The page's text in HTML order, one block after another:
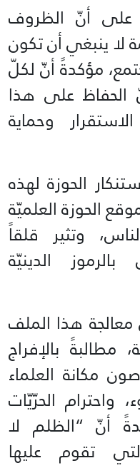
على أنّ الظروف
لا ينبغي أن تكون
مؤكدةً أنّ لكلّ
الحفاظ على هذا
وحماية
الحوزة لهذه
الحوزة العلميّة
وتثير قلقاً
الدينيّة
معالجة هذا الملف
مطالبةً بالإفراج
مكانة العلماء
الحرّيّات
أنّ “الظلم لا
تقوم عليها